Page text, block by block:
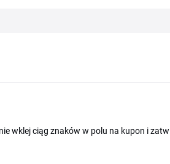
wklej ciąg znaków w polu na kupon i